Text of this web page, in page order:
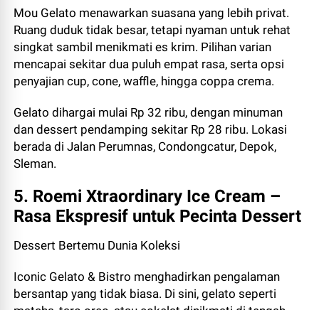
Mou Gelato menawarkan suasana yang lebih privat.
Ruang duduk tidak besar, tetapi nyaman untuk rehat
singkat sambil menikmati es krim. Pilihan varian
mencapai sekitar dua puluh empat rasa, serta opsi
penyajian cup, cone, waffle, hingga coppa crema.
Gelato dihargai mulai Rp 32 ribu, dengan minuman
dan dessert pendamping sekitar Rp 28 ribu. Lokasi
berada di Jalan Perumnas, Condongcatur, Depok,
Sleman.
5. Roemi Xtraordinary Ice Cream –
Rasa Ekspresif untuk Pecinta Dessert
Dessert Bertemu Dunia Koleksi
Iconic Gelato & Bistro menghadirkan pengalaman
bersantap yang tidak biasa. Di sini, gelato seperti